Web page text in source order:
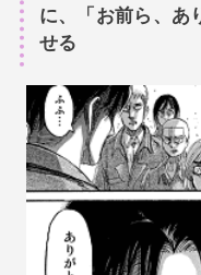
に、「お前ら、あ
せる